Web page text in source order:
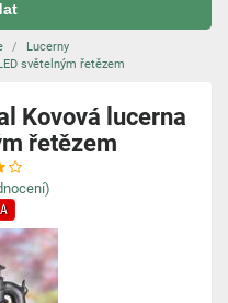
Lucerny
světelným řetězem
Kovová lucerna
řetězem